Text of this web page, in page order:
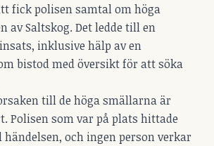
fick polisen samtal om höga
av Saltskog. Det ledde till en
inklusive hälp av en
bistod med översikt för att söka
till de höga smällarna är
Polisen som var på plats hittade
och ingen person verkar